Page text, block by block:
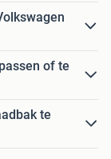
of te
te